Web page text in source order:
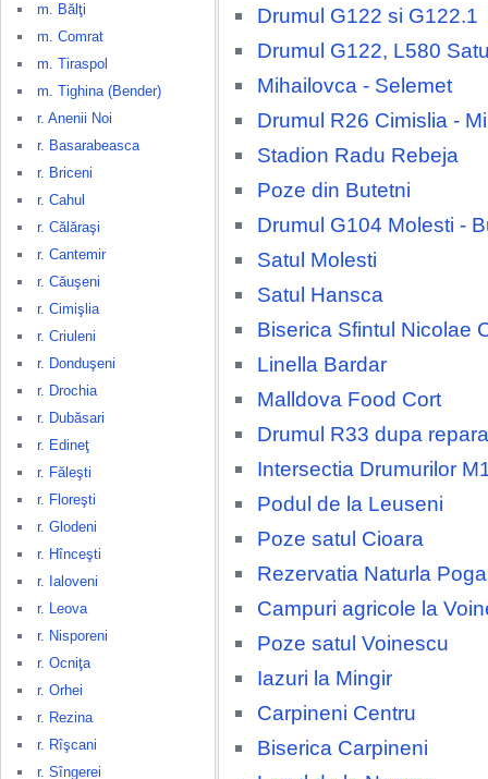
m. Bălţi
m. Comrat
m. Tiraspol
m. Tighina (Bender)
r. Anenii Noi
r. Basarabeasca
r. Briceni
r. Cahul
r. Călăraşi
r. Cantemir
r. Căuşeni
r. Cimişlia
r. Criuleni
r. Donduşeni
r. Drochia
r. Dubăsari
r. Edineţ
r. Făleşti
r. Floreşti
r. Glodeni
r. Hînceşti
r. Ialoveni
r. Leova
r. Nisporeni
r. Ocniţa
r. Orhei
r. Rezina
r. Rîşcani
r. Sîngerei
Drumul G122 si G122.1
Drumul G122, L580
Mihailovca - Selemet
Drumul R26 Cimislia -
Stadion Radu Rebeja
Poze din Butetni
Drumul G104 Molesti -
Satul Molesti
Satul Hansca
Biserica Sfintul Nicolae
Linella Bardar
Malldova Food Cort
Drumul R33 dupa
Intersectia Drumurilor
Podul de la Leuseni
Poze satul Cioara
Rezervatia Naturla
Campuri agricole la
Poze satul Voinescu
Iazuri la Mingir
Carpineni Centru
Biserica Carpineni